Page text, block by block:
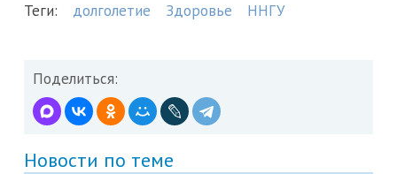
Теги: долголетие Здоровье ННГУ
Поделиться:
Новости по теме